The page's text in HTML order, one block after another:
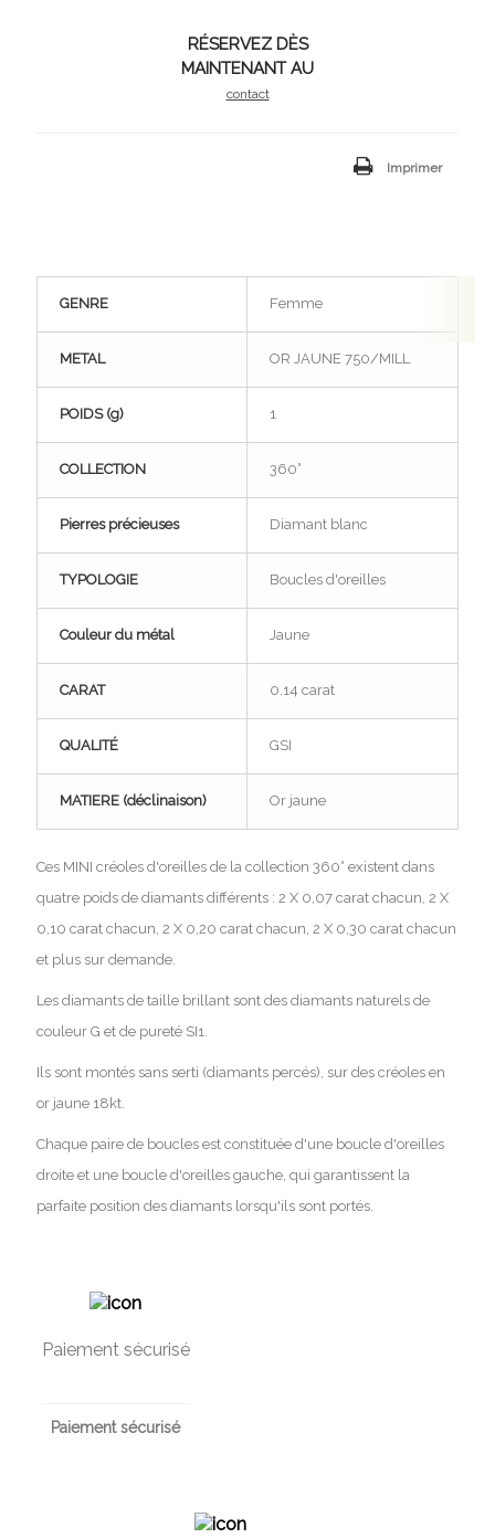
RÉSERVEZ DÈS
MAINTENANT AU
contact
Imprimer
GENRE Femme
METAL OR JAUNE 750/MILL
POIDS (g) 1
COLLECTION 360°
Pierres précieuses Diamant blanc
TYPOLOGIE Boucles d'oreilles
Couleur du métal Jaune
CARAT 0.14 carat
QUALITÉ GSI
MATIERE (déclinaison) Or jaune
Ces MINI créoles d'oreilles de la collection 360° existent dans
quatre poids de diamants différents : 2 X 0,07 carat chacun, 2 X
0,10 carat chacun, 2 X 0,20 carat chacun, 2 X 0,30 carat chacun
et plus sur demande.
Les diamants de taille brillant sont des diamants naturels de
couleur G et de pureté SI1.
Ils sont montés sans serti (diamants percés), sur des créoles en
or jaune 18kt.
Chaque paire de boucles est constituée d'une boucle d'oreilles
droite et une boucle d'oreilles gauche, qui garantissent la
parfaite position des diamants lorsqu'ils sont portés.
Paiement sécurisé
Paiement sécurisé